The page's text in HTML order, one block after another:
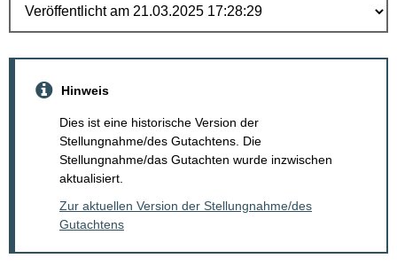
Hinweis
Dies ist eine historische Version der
Stellungnahme/des Gutachtens. Die
Stellungnahme/das Gutachten wurde inzwischen
aktualisiert.
Zur aktuellen Version der Stellungnahme/des
Gutachtens